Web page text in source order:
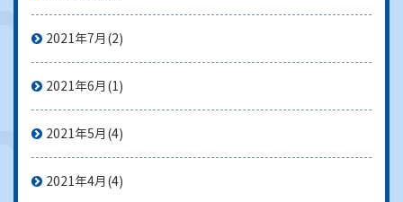
2021年7月 (2)
2021年6月 (1)
2021年5月 (4)
2021年4月 (4)